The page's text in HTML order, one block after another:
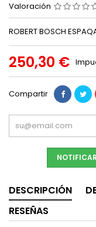
Valoración
ROBERT BOSCH
250,30 €
Compartir
DESCRIPCIÓN
RESEÑAS